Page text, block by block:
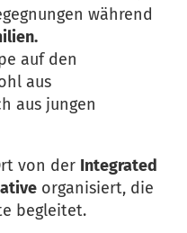
während
auf den
aus
aus jungen
von der Integrated
organisiert, die
begleitet.